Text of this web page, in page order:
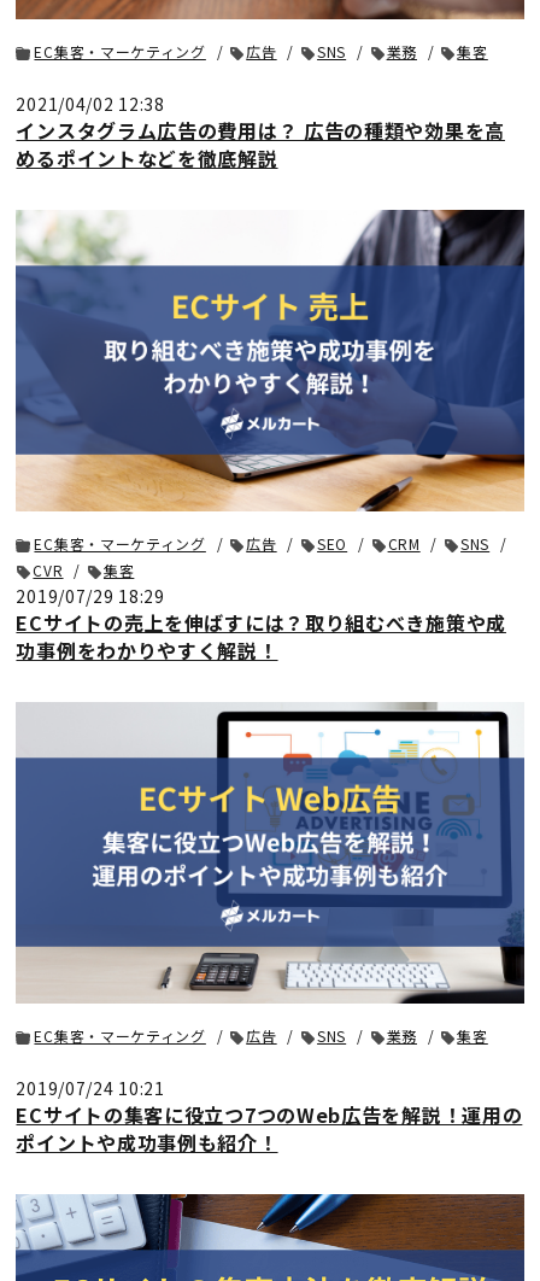
EC集客・マーケティング 広告 SNS 業務 集客
2021/04/02 12:38
インスタグラム広告の費用は？ 広告の種類や効果を高
めるポイントなどを徹底解説
EC集客・マーケティング 広告 SEO CRM
SNS
CVR
集客
2019/07/29 18:29
ECサイトの売上を伸ばすには？取り組むべき施策や成
功事例をわかりやすく解説！
EC集客・マーケティング 広告 SNS 業務 集客
2019/07/24 10:21
ECサイトの集客に役立つ7つのWeb広告を解説！運用の
ポイントや成功事例も紹介！